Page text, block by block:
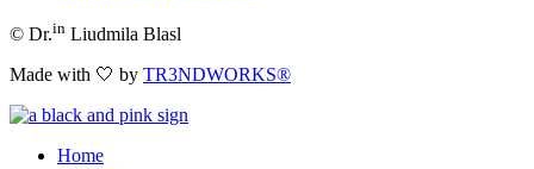
© Dr.in Liudmila Blasl
Made with 🤍 by TR3NDWORKS®
Home